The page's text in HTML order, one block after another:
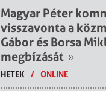
Magyar Péter
visszavonta a
Gábor és Borsa
megbízását »
HETEK / ONLINE